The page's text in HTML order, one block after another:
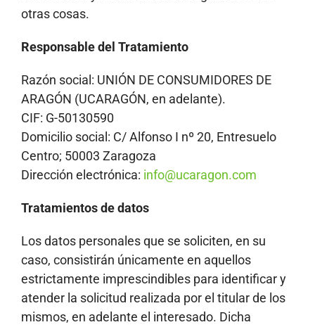
otras cosas.
Responsable del Tratamiento
Razón social: UNIÓN DE CONSUMIDORES DE
ARAGÓN (UCARAGÓN, en adelante).
CIF: G-50130590
Domicilio social: C/ Alfonso I nº 20, Entresuelo
Centro; 50003 Zaragoza
Dirección electrónica: info@ucaragon.com
Tratamientos de datos
Los datos personales que se soliciten, en su
caso, consistirán únicamente en aquellos
estrictamente imprescindibles para identificar y
atender la solicitud realizada por el titular de los
mismos, en adelante el interesado. Dicha